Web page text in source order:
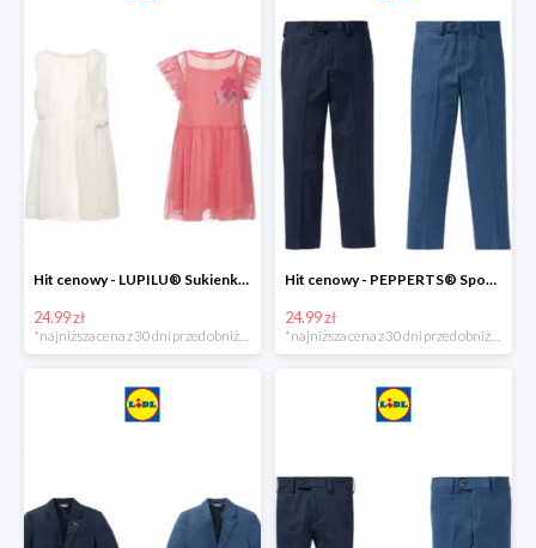
Hit cenowy - LUPILU® Sukienka dziewczęca
24.99 zł
Hit cenowy - PEPPERTS® Spodnie garniturowe młodzieżowe
24.99 zł